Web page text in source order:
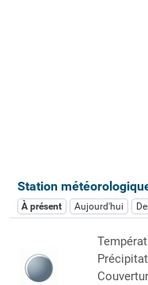
Station
À présent Aujourd'hui